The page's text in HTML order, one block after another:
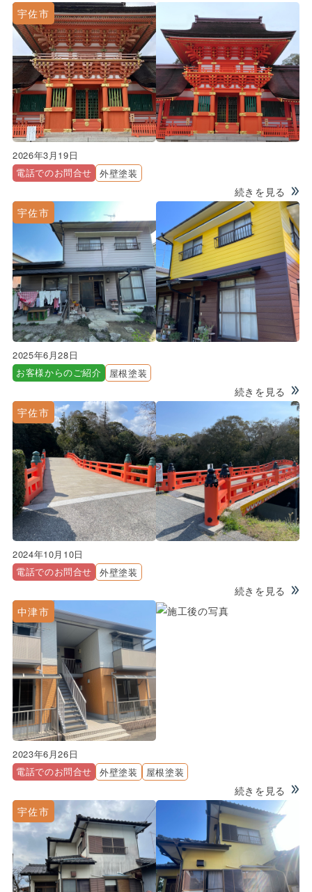
宇佐市
2026年3月19日
電話でのお問合せ
外壁塗装
続きを見る
宇佐市
2025年6月28日
お客様からのご紹介
屋根塗装
続きを見る
宇佐市
2024年10月10日
電話でのお問合せ
外壁塗装
続きを見る
中津市
2023年6月26日
電話でのお問合せ
外壁塗装 屋根塗装
続きを見る
宇佐市